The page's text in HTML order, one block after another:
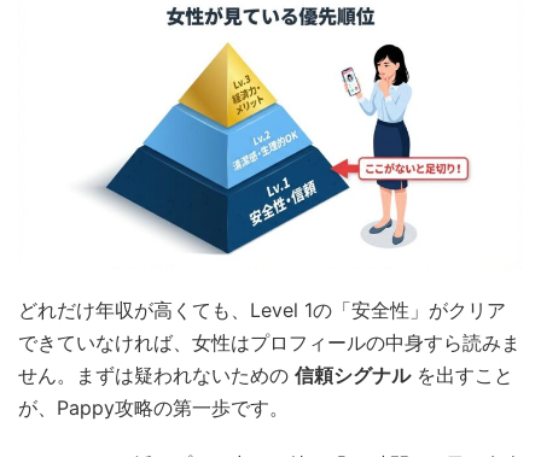
どれだけ年収が高くても、Level 1の「安全性」がクリア
できていなければ、女性はプロフィールの中身すら読みま
せん。まずは疑われないための 信頼シグナルを出すこと
が、Pappy攻略の第一歩です。